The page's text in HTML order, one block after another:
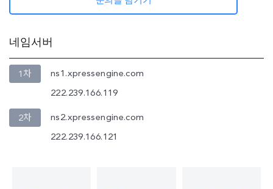
네임서버
1차 ns1.xpressengine.com
222.239.166.119
2차 ns2.xpressengine.com
222.239.166.121